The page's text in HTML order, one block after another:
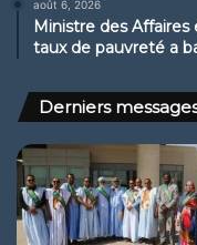
août 6, 2026
Ministre des
taux de pauvreté a
Derniers